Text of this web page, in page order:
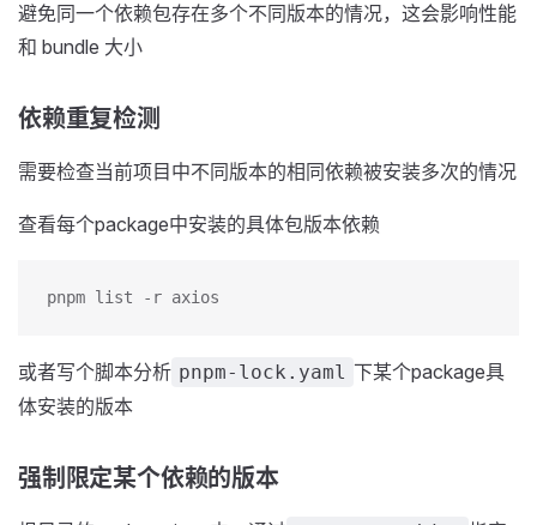
避免同一个依赖包存在多个不同版本的情况，这会影响性能
和 bundle 大小
依赖重复检测
需要检查当前项目中不同版本的相同依赖被安装多次的情况
查看每个package中安装的具体包版本依赖
pnpm list -r axios
或者写个脚本分析 pnpm-lock.yaml 下某个package具
体安装的版本
强制限定某个依赖的版本